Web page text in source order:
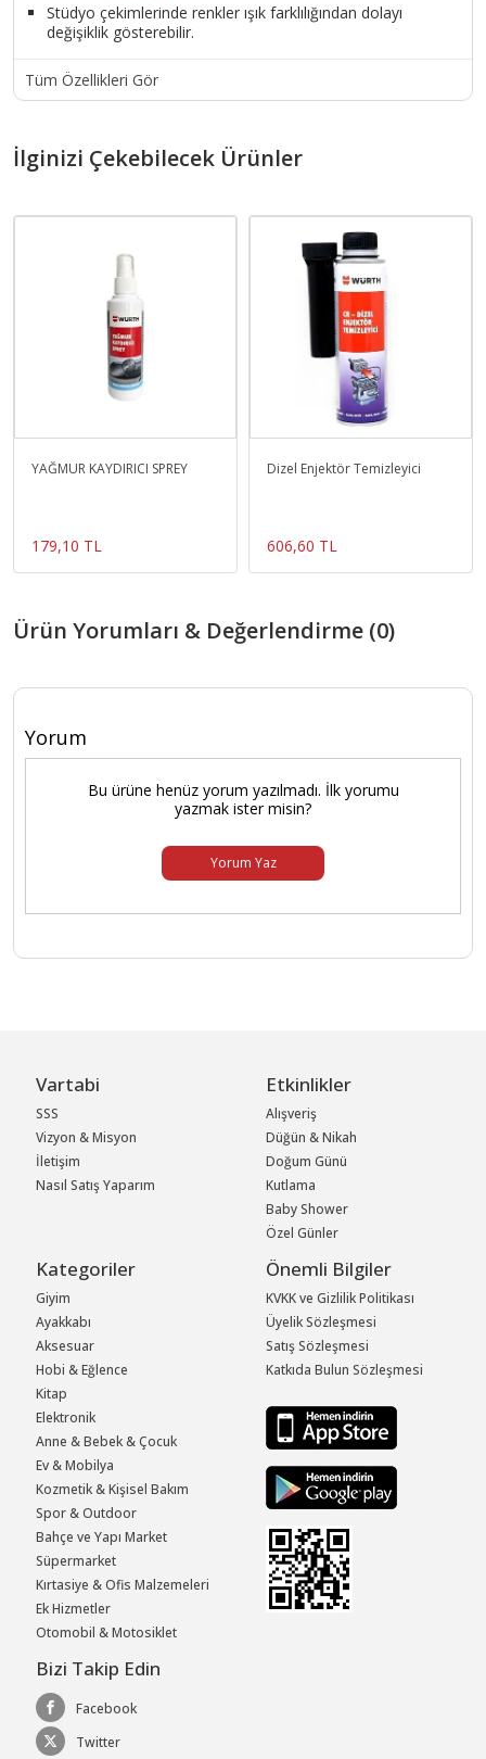
Stüdyo çekimlerinde renkler ışık farklılığından dolayı
değişiklik gösterebilir.
Tüm Özellikleri Gör
İlginizi Çekebilecek Ürünler
YAĞMUR KAYDIRICI SPREY
179,10 TL
Dizel Enjektör Temizleyici
606,60 TL
Ürün Yorumları & Değerlendirme (0)
Yorum
Bu ürüne henüz yorum yazılmadı. İlk yorumu
yazmak ister misin?
Yorum Yaz
Vartabi
SSS
Vizyon & Misyon
İletişim
Nasıl Satış Yaparım
Etkinlikler
Alışveriş
Düğün & Nikah
Doğum Günü
Kutlama
Baby Shower
Özel Günler
Kategoriler
Giyim
Ayakkabı
Aksesuar
Hobi & Eğlence
Kitap
Elektronik
Anne & Bebek & Çocuk
Ev & Mobilya
Kozmetik & Kişisel Bakım
Spor & Outdoor
Bahçe ve Yapı Market
Süpermarket
Kırtasiye & Ofis Malzemeleri
Ek Hizmetler
Otomobil & Motosiklet
Önemli Bilgiler
KVKK ve Gizlilik Politikası
Üyelik Sözleşmesi
Satış Sözleşmesi
Katkıda Bulun Sözleşmesi
Bizi Takip Edin
Facebook
Twitter